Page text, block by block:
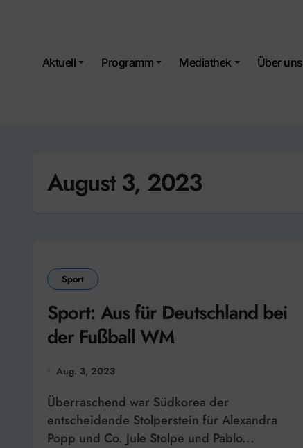
Aktuell Programm Mediathek Über uns
August 3, 2023
Sport
Sport: Aus für Deutschland bei
der Fußball WM
Aug. 3, 2023
Überraschend war Südkorea der
entscheidende Stolperstein für Alexandra
Popp und Co. Jule Stolpe und Pablo...